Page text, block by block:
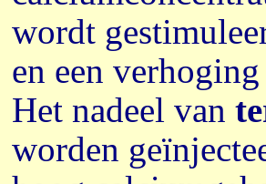
wordt
en een
Het nadeel van
worden